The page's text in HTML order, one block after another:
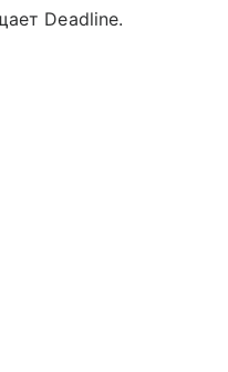
Deadline.